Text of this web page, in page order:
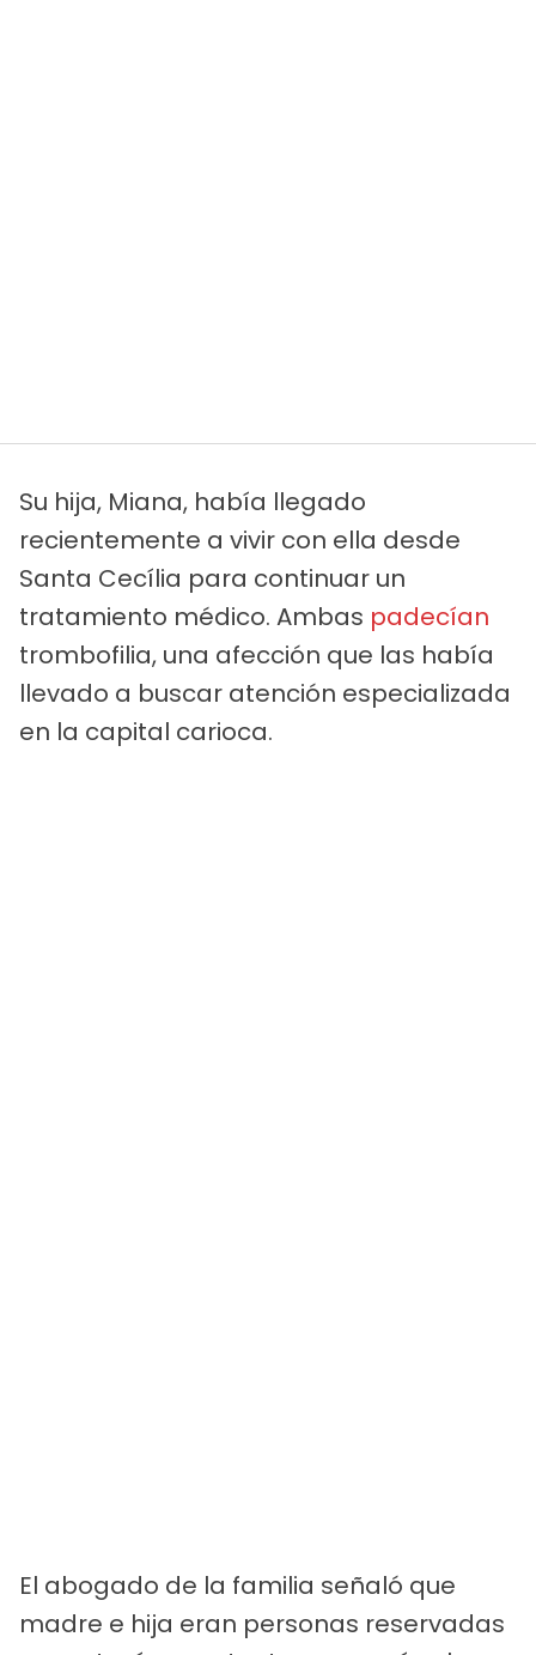
Su hija, Miana, había llegado
recientemente a vivir con ella desde
Santa Cecília para continuar un
tratamiento médico. Ambas padecían
trombofilia, una afección que las había
llevado a buscar atención especializada
en la capital carioca.
El abogado de la familia señaló que
madre e hija eran personas reservadas